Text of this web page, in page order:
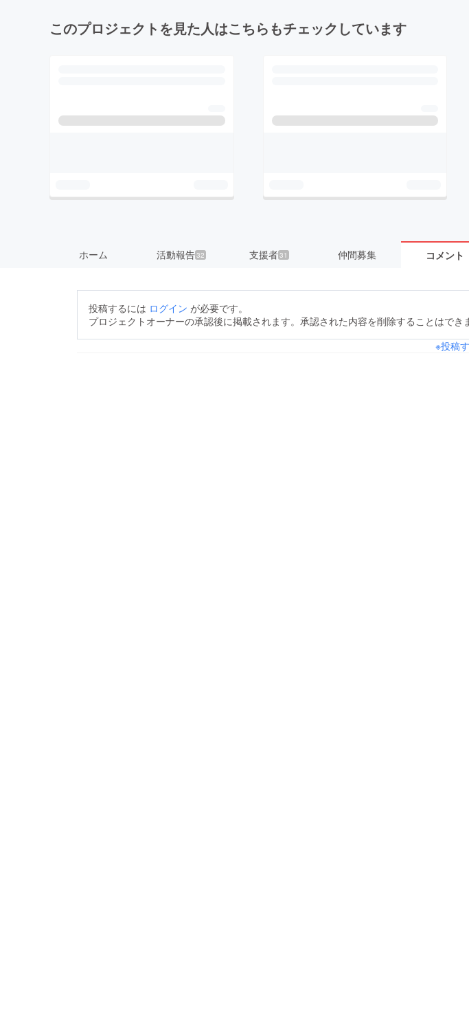
このプロジェクトを見た人はこちらもチェックしています
ホーム 活動報告32 支援者31 仲間募集 コメント
投稿するには ログイン が必要です。
プロジェクトオーナーの承認後に掲載されます。承認された内容を削除することはでき
※投稿